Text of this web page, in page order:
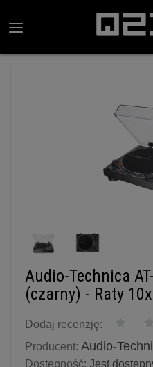
Audio-Technica
(czarny) - Raty
Dodaj recenzję:
Producent: Audio-
Dostępność: Jest